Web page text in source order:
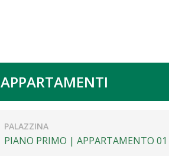
APPARTAMENTI
PALAZZINA
PIANO PRIMO | APPARTAMENTO 01